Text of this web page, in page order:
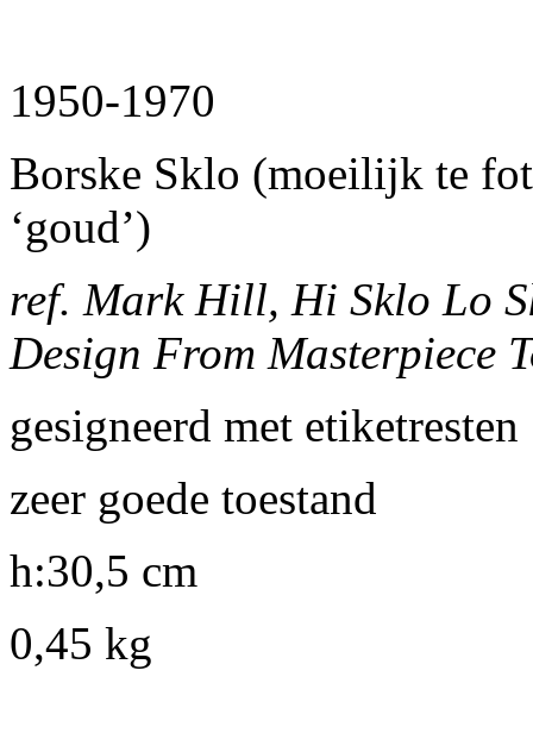
1950-1970
Borske Sklo (moeilijk te
‘goud’)
ref. Mark Hill, Hi Sklo Lo
Design From Masterpiece
gesigneerd met etiketresten
zeer goede toestand
h:30,5 cm
0,45 kg